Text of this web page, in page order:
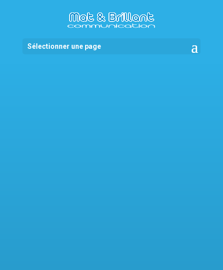
Sélectionner une page